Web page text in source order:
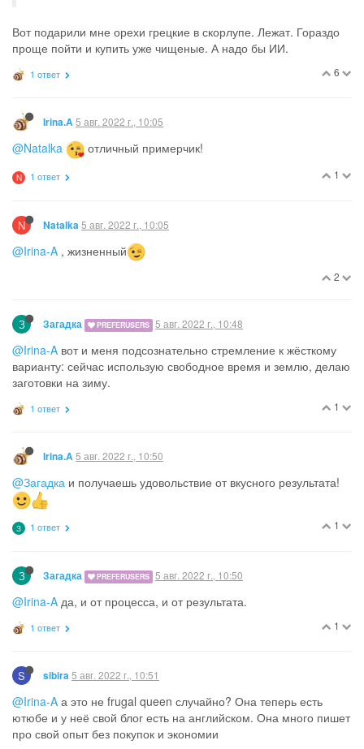
Вот подарили мне орехи грецкие в скорлупе. Лежат. Гораздо
проще пойти и купить уже чищеные. А надо бы ИИ.
6
1 ответ
Irina.A5 авг. 2022 г., 10:05
@Natalka отличный примерчик!
1
N 1 ответ
N Natalka 5 авг. 2022 г., 10:05
@Irina-A , жизненный
2
З Загадка PREFERUSERS 5 авг. 2022 г., 10:48
@Irina-A вот и меня подсознательно стремление к жёсткому
варианту: сейчас использую свободное время и землю, делаю
заготовки на зиму.
1
1 ответ
Irina.A5 авг. 2022 г., 10:50
@Загадка и получаешь удовольствие от вкусного результата!
1
З 1 ответ
З Загадка PREFERUSERS 5 авг. 2022 г., 10:50
@Irina-A да, и от процесса, и от результата.
1
1 ответ
S sibira 5 авг. 2022 г., 10:51
@Irina-A а это не frugal queen случайно? Она теперь есть
ютюбе и у неё свой блог есть на английском. Она много пишет
про свой опыт без покупок и экономии